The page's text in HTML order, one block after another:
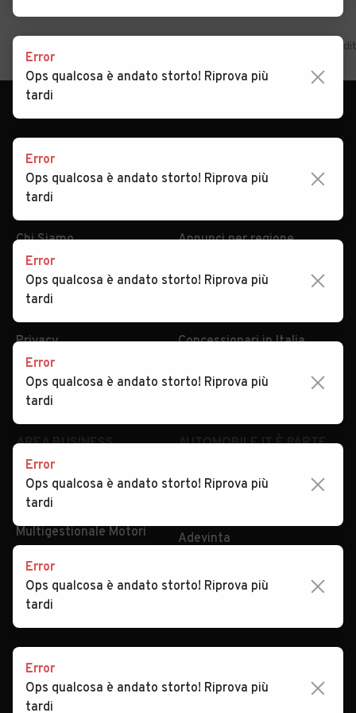
Home Lazio Frosinone Acquafondata Auto usate in
AUTOMOBILE.IT
Serve aiuto?
Dati identificativi
Condizioni generali
Impostazioni Privacy
Security
ESPLORA
Marche e Modelli
Tipi di veicoli
Articoli del Magazine
Registrazione
concessionario
Area Business
Multigestionale Motori
mobile.de
Error
Ops qualcosa è andato storto! Riprova più
tardi
Error
Ops qualcosa è andato storto! Riprova più
tardi
Error
Ops qualcosa è andato storto! Riprova più
tardi
Error
Ops qualcosa è andato storto! Riprova più
tardi
Error
Ops qualcosa è andato storto! Riprova più
tardi
Error
Ops qualcosa è andato storto! Riprova più
tardi
Error
Ops qualcosa è andato storto! Riprova più
tardi